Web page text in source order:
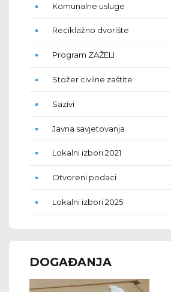
Komunalne usluge
Reciklažno dvorište
Program ZAŽELI
Stožer civilne zaštite
Sazivi
Javna savjetovanja
Lokalni izbori 2021
Otvoreni podaci
Lokalni izbori 2025
DOGAĐANJA